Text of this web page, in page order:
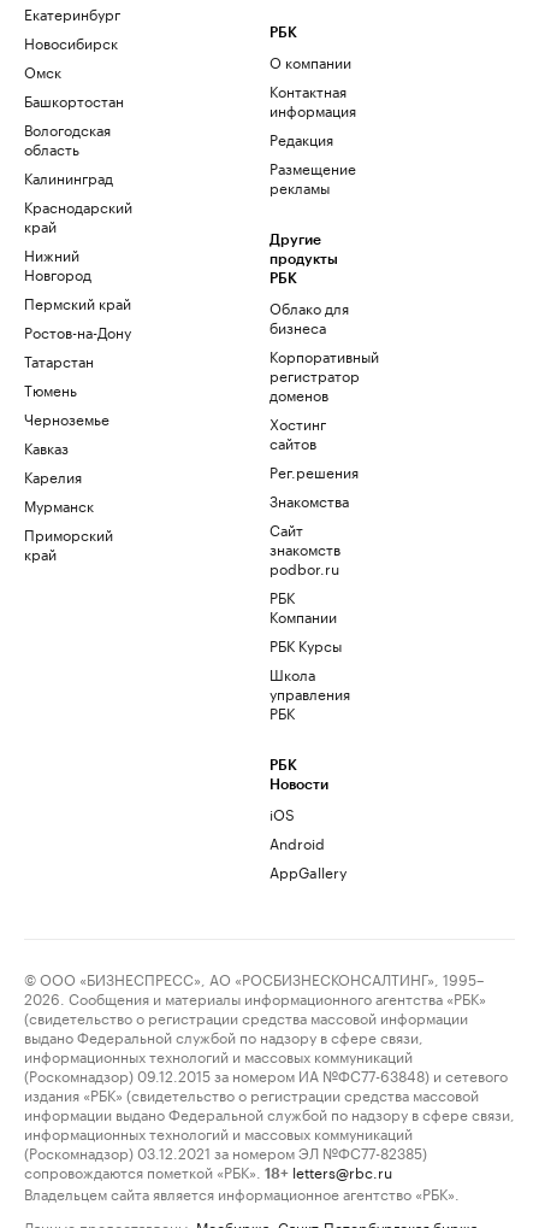
Екатеринбург
Новосибирск
Омск
Башкортостан
Вологодская
область
Калининград
Краснодарский
край
Нижний
Новгород
Пермский край
Ростов-на-Дону
Татарстан
Тюмень
Черноземье
Кавказ
Карелия
Мурманск
Приморский
край
РБК
О компании
Контактная
информация
Редакция
Размещение
рекламы
Другие
продукты
РБК
Облако для
бизнеса
Корпоративный
регистратор
доменов
Хостинг
сайтов
Рег.решения
Знакомства
Сайт
знакомств
podbor.ru
РБК
Компании
РБК Курсы
Школа
управления
РБК
РБК
Новости
iOS
Android
AppGallery
© ООО «БИЗНЕСПРЕСС», АО «РОСБИЗНЕСКОНСАЛТИНГ», 1995–
2026. Сообщения и материалы информационного агентства «РБК»
(свидетельство о регистрации средства массовой информации
выдано Федеральной службой по надзору в сфере связи,
информационных технологий и массовых коммуникаций
(Роскомнадзор) 09.12.2015 за номером ИА №ФС77-63848) и сетевого
издания «РБК» (свидетельство о регистрации средства массовой
информации выдано Федеральной службой по надзору в сфере связи,
информационных технологий и массовых коммуникаций
(Роскомнадзор) 03.12.2021 за номером ЭЛ №ФС77-82385)
сопровождаются пометкой «РБК».
18+ letters@rbc.ru
Владельцем сайта является информационное агентство «РБК».